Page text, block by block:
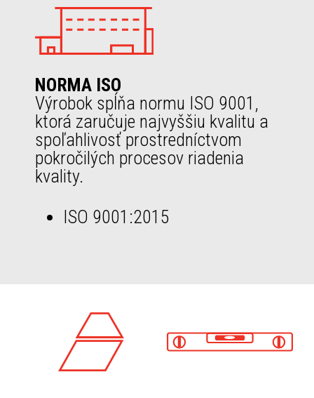
NORMA ISO
Výrobok spĺňa normu ISO 9001,
ktorá zaručuje najvyššiu kvalitu a
spoľahlivosť prostredníctvom
pokročilých procesov riadenia
kvality.
ISO 9001:2015